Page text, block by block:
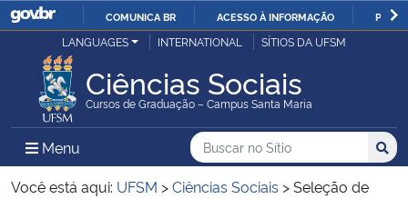
IR
O
COMUNICA BR ACESSO À INFORMAÇÃO
Ministério da Justiça e Segurança Pública
Ministério da Defesa
Ministério das Relações Exteriores
LANGUAGES INTERNATIONAL SÍTIOS DA UFSM
Ciências Sociais
Cursos de Graduação – Campus Santa Maria
Menu Menu Principal do Sítio
Busca
Buscar no no Sítio
Busca:
Você está aqui: UFSM >Ciências Sociais >Seleção de